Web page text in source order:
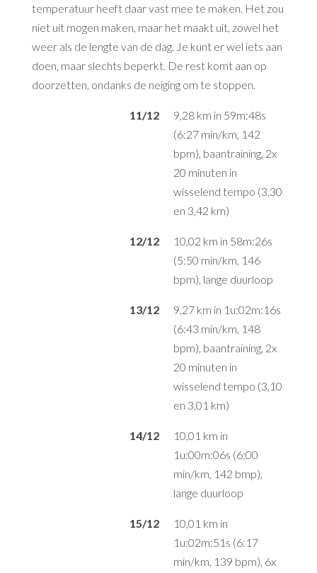
temperatuur heeft daar vast mee te maken. Het zou
niet uit mogen maken, maar het maakt uit, zowel het
weer als de lengte van de dag. Je kunt er wel iets aan
doen, maar slechts beperkt. De rest komt aan op
doorzetten, ondanks de neiging om te stoppen.
11/12
9,28 km in 59m:48s
(6:27 min/km, 142
bpm), baantraining, 2x
20 minuten in
wisselend tempo (3,30
en 3,42 km)
12/12
10,02 km in 58m:26s
(5:50 min/km, 146
bpm), lange duurloop
13/12
9,27 km in 1u:02m:16s
(6:43 min/km, 148
bpm), baantraining, 2x
20 minuten in
wisselend tempo (3,10
en 3,01 km)
14/12
10,01 km in
1u:00m:06s (6:00
min/km, 142 bmp),
lange duurloop
15/12
10,01 km in
1u:02m:51s (6:17
min/km, 139 bpm), 6x